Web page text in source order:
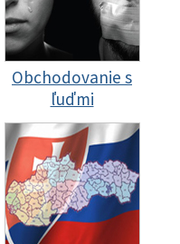
Obchodovanie s
ľuďmi